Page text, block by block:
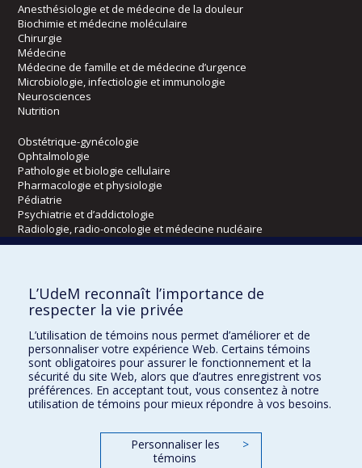
Anesthésiologie et de médecine de la douleur
Biochimie et médecine moléculaire
Chirurgie
Médecine
Médecine de famille et de médecine d’urgence
Microbiologie, infectiologie et immunologie
Neurosciences
Nutrition
Obstétrique-gynécologie
Ophtalmologie
Pathologie et biologie cellulaire
Pharmacologie et physiologie
Pédiatrie
Psychiatrie et d’addictologie
Radiologie, radio-oncologie et médecine nucléaire
Kinésiologie et des sciences de l’activité physique
Orthophonie et audiologie
Réadaptation
Directions
DPC
CPASS
L’UdeM reconnaît l’importance de
respecter la vie privée
L’utilisation de témoins nous permet d’améliorer et de
personnaliser votre expérience Web. Certains témoins
sont obligatoires pour assurer le fonctionnement et la
sécurité du site Web, alors que d’autres enregistrent vos
préférences. En acceptant tout, vous consentez à notre
utilisation de témoins pour mieux répondre à vos besoins.
Personnaliser les
témoins
>